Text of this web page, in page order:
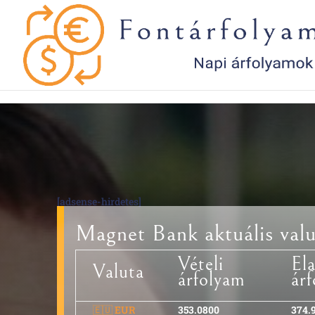
[adsense-hirdetes]
Magnet Bank aktuális
Valuta Vételi
árfolyam
🇪🇺 EUR 353.0800